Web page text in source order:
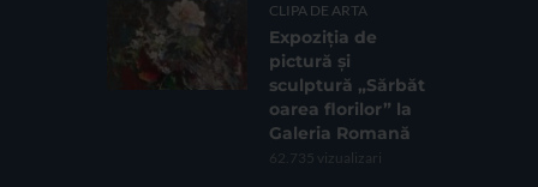
CLIPA DE ARTA
Expoziția de
pictură și
sculptură „Sărbăt
oarea florilor” la
Galeria Romană
62.735 vizualizari